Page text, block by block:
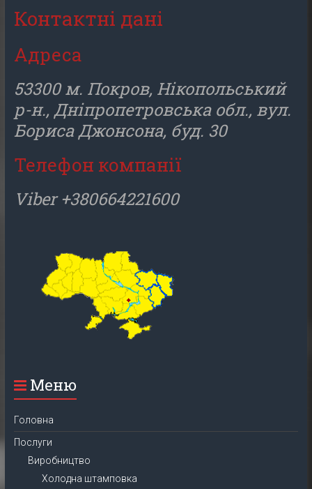
Контактні дані
Адреса
53300 м. Покров, Нікопольський
р-н., Дніпропетровська обл., вул.
Бориса Джонсона, буд. 30
Телефон компанії
Viber +380664221600
Меню
Головна
Послуги
Виробництво
Холодна штамповка